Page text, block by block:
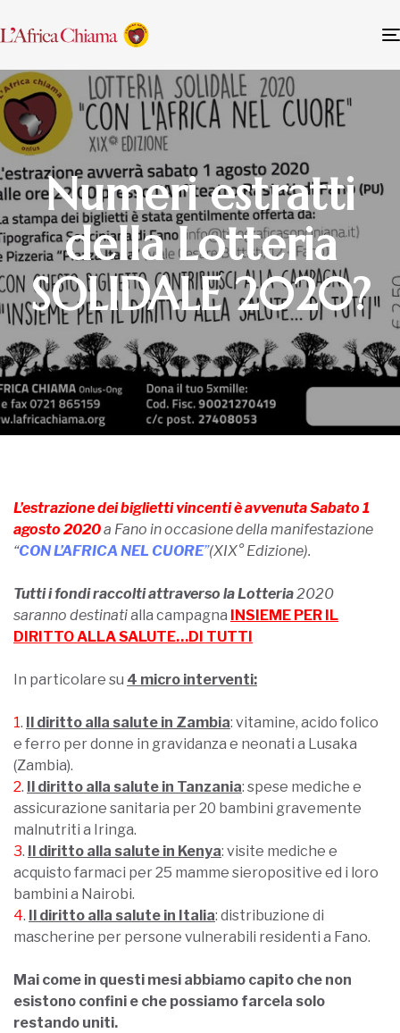
Numeri estratti
della Lotteria
SOLIDALE 2020?
L’estrazione dei biglietti vincenti è avvenuta Sabato 1
agosto 2020a Fano in occasione della manifestazione
“CON L’AFRICA NEL CUORE”(XIX° Edizione).
Tutti i fondi raccolti attraverso la Lotteria2020
saranno destinatialla campagna
INSIEME PER IL
DIRITTO ALLA SALUTE…DI TUTTI
In particolare su 4 micro interventi:
1. Il diritto alla salute in Zambia: vitamine, acido folico
e ferro per donne in gravidanza e neonati a Lusaka
(Zambia).
2. Il diritto alla salute in Tanzania: spese mediche e
assicurazione sanitaria per 20 bambini gravemente
malnutriti a Iringa.
3. Il diritto alla salute in Kenya: visite mediche e
acquisto farmaci per 25 mamme sieropositive ed i loro
bambini a Nairobi.
4. Il diritto alla salute in Italia: distribuzione di
mascherine per persone vulnerabili residenti a Fano.
Mai come in questi mesi abbiamo capito che non
esistono confini e che possiamo farcela solo
restando uniti.